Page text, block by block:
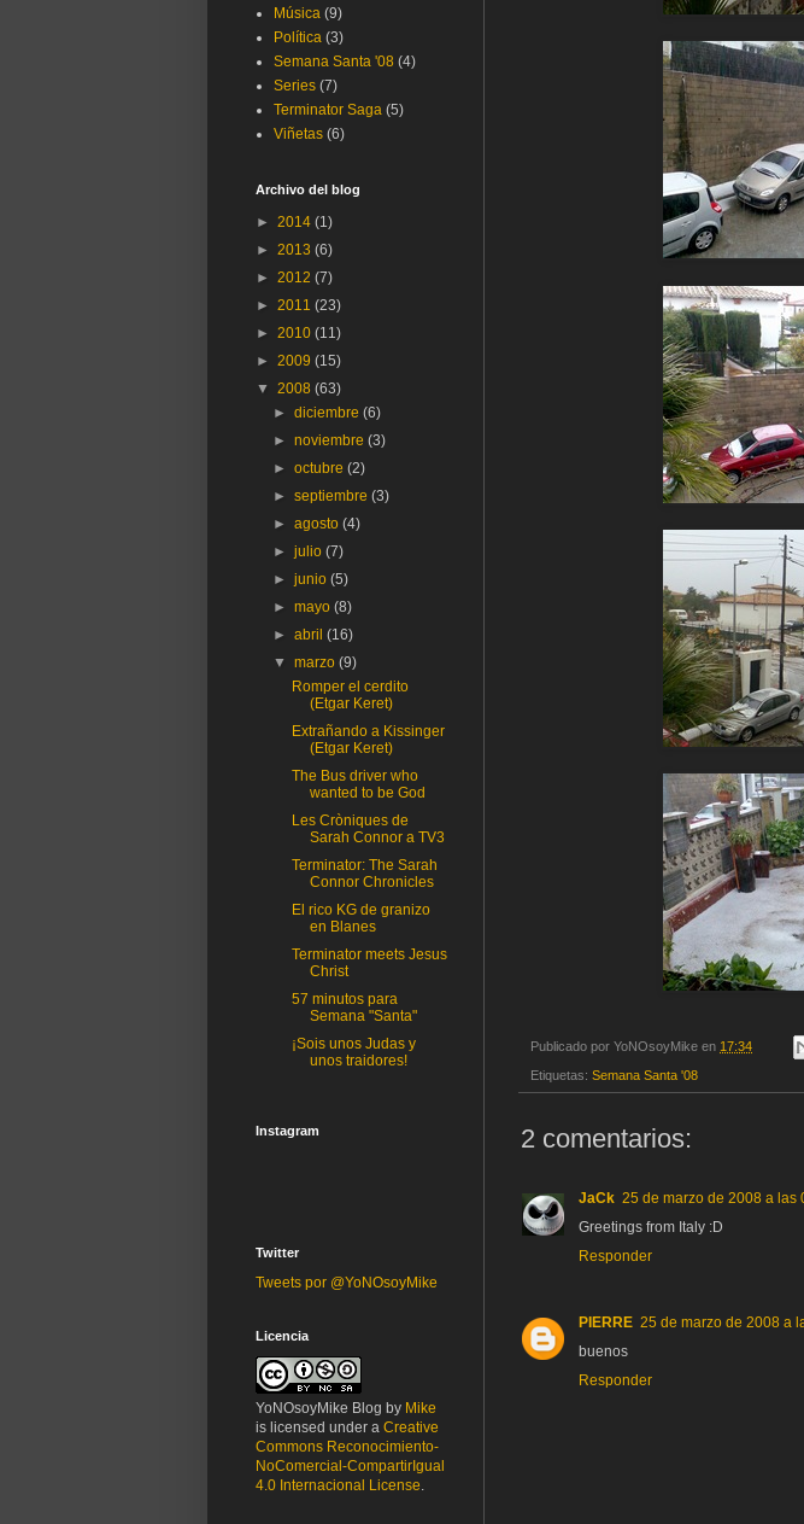
Publicado por YoNOsoyMike en 17:34
Etiquetas: Semana Santa '08
2 comentarios:
JaCk 25 de marzo de 2008 a las
Greetings from Italy :D
Responder
PIERRE 25 de marzo de 2008 a
buenos
Responder
Música (9)
Política (3)
Semana Santa '08 (4)
Series (7)
Terminator Saga (5)
Viñetas (6)
Archivo del blog
► 2014 (1)
► 2013 (6)
► 2012 (7)
► 2011 (23)
► 2010 (11)
► 2009 (15)
▼ 2008 (63)
►diciembre(6)
►noviembre(3)
►octubre(2)
►septiembre(3)
►agosto(4)
►julio(7)
►junio(5)
►mayo(8)
►abril(16)
▼marzo(9)
Romper el cerdito
(Etgar Keret)
Extrañando a Kissinger
(Etgar Keret)
The Bus driver who
wanted to be God
Les Cròniques de
Sarah Connor a TV3
Terminator: The Sarah
Connor Chronicles
El rico KG de granizo
en Blanes
Terminator meets Jesus
Christ
57 minutos para
Semana "Santa"
¡Sois unos Judas y
unos traidores!
Instagram
Twitter
Tweets por @YoNOsoyMike
Licencia
YoNOsoyMike Blog by Mike
is licensed under a Creative
Commons Reconocimiento-
NoComercial-CompartirIgual
4.0 Internacional License.